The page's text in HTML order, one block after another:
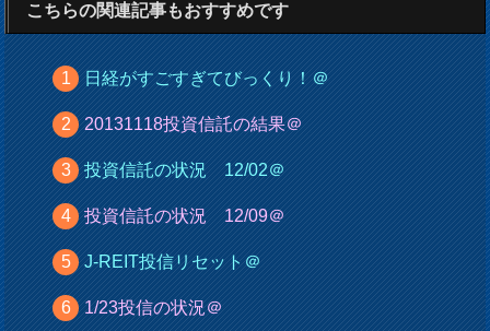
こちらの関連記事もおすすめです
日経がすごすぎてびっくり！＠
20131118投資信託の結果＠
投資信託の状況 12/02＠
投資信託の状況 12/09＠
J-REIT投信リセット＠
1/23投信の状況＠